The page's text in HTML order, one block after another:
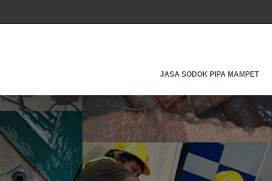
JASA SODOK PIPA MAMPET